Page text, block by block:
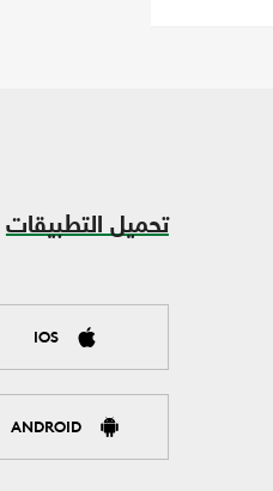
تحميل التطبيقات
IOS
ANDROID